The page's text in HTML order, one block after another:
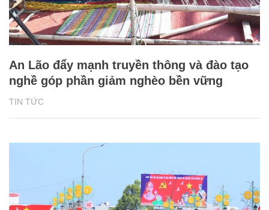
TIN TỨC
An Lão đẩy mạnh truyền thông và đào tạo
nghề góp phần giảm nghèo bền vững